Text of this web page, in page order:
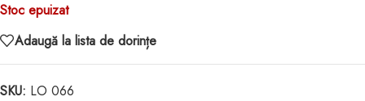
Stoc epuizat
Adaugă la lista de dorințe
SKU: LO 066